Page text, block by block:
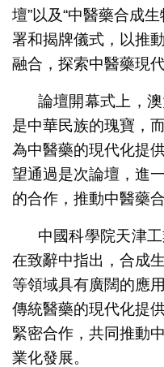
壇”以及“中醫藥合成
署和揭牌儀式，以推
融合，探索中醫藥現
論壇開幕式上，
是中華民族的瑰寶，
為中醫藥的現代化提
望通過是次論壇，進
的合作，推動中醫藥
中國科學院天津
在致辭中指出，合成
等領域具有廣闊的應
傳統醫藥的現代化提
緊密合作，共同推動
業化發展。